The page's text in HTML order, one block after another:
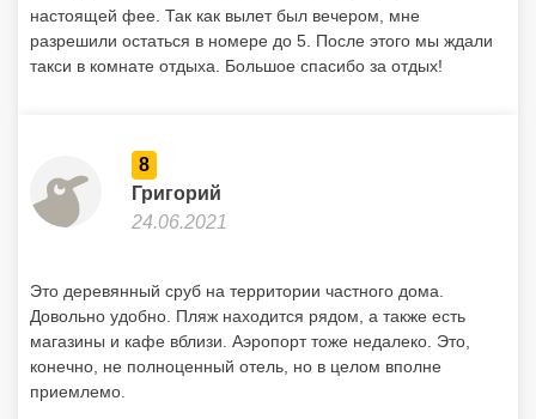
настоящей фее. Так как вылет был вечером, мне
разрешили остаться в номере до 5. После этого мы ждали
такси в комнате отдыха. Большое спасибо за отдых!
8
Григорий
24.06.2021
Это деревянный сруб на территории частного дома.
Довольно удобно. Пляж находится рядом, а также есть
магазины и кафе вблизи. Аэропорт тоже недалеко. Это,
конечно, не полноценный отель, но в целом вполне
приемлемо.